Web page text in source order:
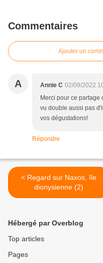
Commentaires
Ajouter un
A Annie C 02/09/2022
Merci pour ce partage
vu double aussi pas
vos dégustations!
Répondre
< Regard sur Naxos, île
dionysienne (2)
Hébergé par Overblog
Top articles
Pages